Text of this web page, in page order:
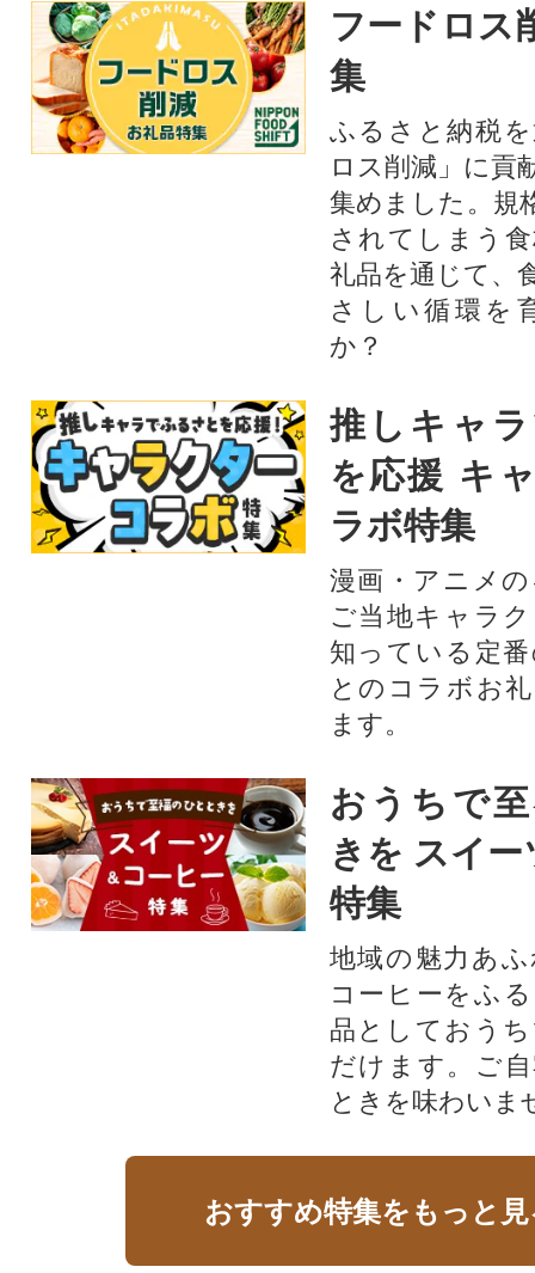
フードロス
集
ふるさと納税
ロス削減」に貢
集めました。規
されてしまう
礼品を通じて、
さしい循環を
か？​
推しキャ
を応援 キ
ラボ特集
漫画・アニメ
ご当地キャラ
知っている定
とのコラボお
ます。​
おうちで
きを スイ
特集
地域の魅力あ
コーヒーをふ
品としておう
だけます。ご
ときを味わいま
おすすめ特集をもっと